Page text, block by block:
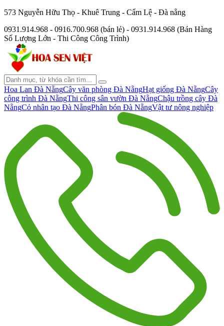
573 Nguyễn Hữu Thọ - Khuê Trung - Cẩm Lệ - Đà nẵng
0931.914.968 - 0916.700.968 (bán lẻ) - 0931.914.968 (Bán Hàng
Số Lượng Lớn - Thi Công Công Trình)
Hoa Lan Đà NẵngCây văn phòng Đà NẵngHạt giống Đà NẵngCây
công trình Đà NẵngThi công sân vườn Đà NẵngChậu trồng cây Đà
NẵngCỏ nhân tạo Đà NẵngPhân bón Đà NẵngVật tư nông nghiệp